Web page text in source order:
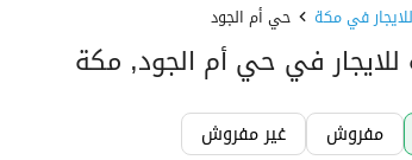
في مكة حي أم الجود
للايجار في حي أم الجود, مكة
مفروش غير مفروش